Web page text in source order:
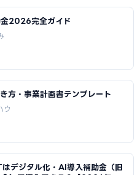
2026完全ガイド
方・事業計画書テンプレート
ウ
デジタル化・AI導入補助金（旧